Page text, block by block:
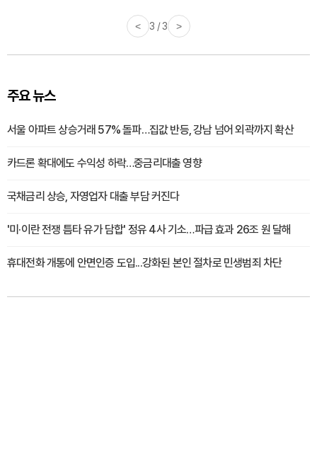
< 3 / 3 >
주요 뉴스
서울 아파트 상승거래 57% 돌파…집값 반등, 강남 넘어 외곽까지 확산
카드론 확대에도 수익성 하락…중금리대출 영향
국채금리 상승, 자영업자 대출 부담 커진다
'미·이란 전쟁 틈타 유가 담합' 정유 4사 기소…파급 효과 26조 원 달해
휴대전화 개통에 안면인증 도입...강화된 본인 절차로 민생범죄 차단